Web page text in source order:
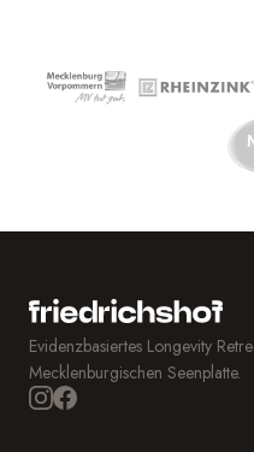
Evidenzbasiertes Longevity
Mecklenburgischen Seenplatte.